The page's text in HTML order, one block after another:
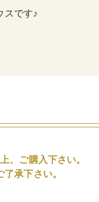
スです♪
、ご購入下さい。
承下さい。